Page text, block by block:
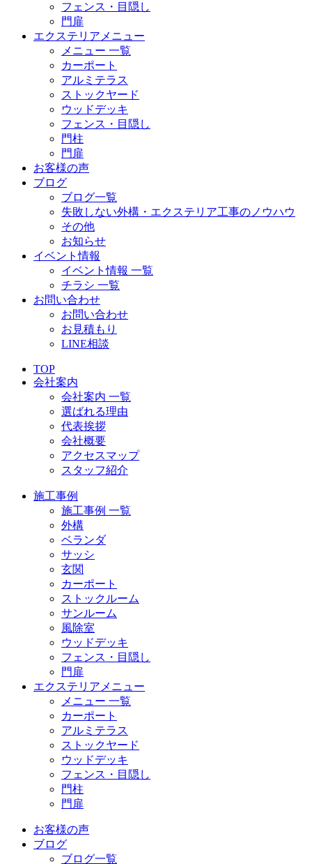
フェンス・目隠し
門扉
エクステリアメニュー
メニュー 一覧
カーポート
アルミテラス
ストックヤード
ウッドデッキ
フェンス・目隠し
門柱
門扉
お客様の声
ブログ
ブログ一覧
失敗しない外構・エクステリア工事のノウハウ
その他
お知らせ
イベント情報
イベント情報 一覧
チラシ 一覧
お問い合わせ
お問い合わせ
お見積もり
LINE相談
TOP
会社案内
会社案内 一覧
選ばれる理由
代表挨拶
会社概要
アクセスマップ
スタッフ紹介
施工事例
施工事例 一覧
外構
ベランダ
サッシ
玄関
カーポート
ストックルーム
サンルーム
風除室
ウッドデッキ
フェンス・目隠し
門扉
エクステリアメニュー
メニュー 一覧
カーポート
アルミテラス
ストックヤード
ウッドデッキ
フェンス・目隠し
門柱
門扉
お客様の声
ブログ
ブログ一覧